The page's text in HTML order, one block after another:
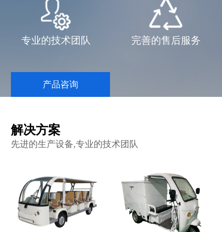
专业的技术团队 完善的售后服务
产品咨询
解决方案
先进的生产设备,专业的技术团队